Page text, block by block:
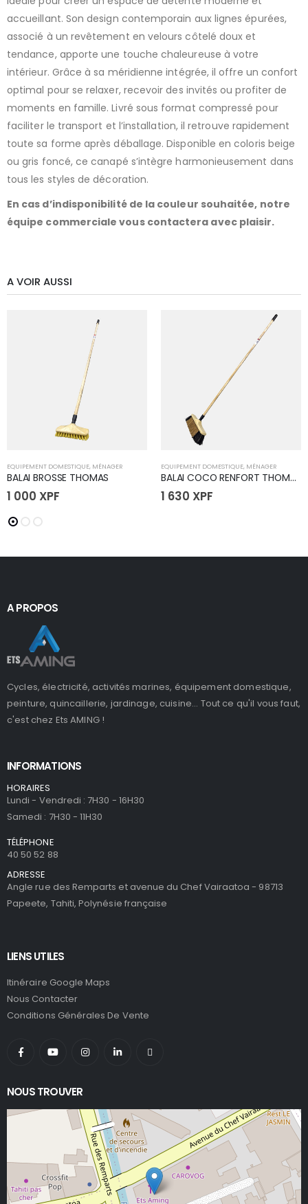
accueillant. Son design contemporain aux lignes épurées,
associé à un revêtement en velours côtelé doux et
tendance, apporte une touche chaleureuse à votre
intérieur. Grâce à sa méridienne intégrée, il offre un confort
optimal pour se relaxer, recevoir des invités ou profiter de
moments en famille. Livré sous format compressé pour
faciliter le transport et l’installation, il retrouve rapidement
toute sa forme après déballage. Disponible en coloris beige
ou gris foncé, ce canapé s’intègre harmonieusement dans
tous les styles de décoration.
En cas d’indisponibilité de la couleur souhaitée, notre
équipe commerciale vous contactera avec plaisir.
A VOIR AUSSI
EQUIPEMENT DOMESTIQUE, MÉNAGER
BALAI BROSSE THOMAS
1 000 XPF
EQUIPEMENT DOMESTIQUE, MÉNAGER
BALAI COCO RENFORT THOMAS
1 630 XPF
A PROPOS
Cycles, électricité, activités marines, équipement domestique,
peinture, quincaillerie, jardinage, cuisine... Tout ce qu'il vous faut,
c'est chez Ets AMING !
INFORMATIONS
HORAIRES
Lundi - Vendredi : 7H30 - 16H30
Samedi : 7H30 - 11H30
TÉLÉPHONE
40 50 52 88
ADRESSE
Angle rue des Remparts et avenue du Chef Vairaatoa - 98713
Papeete, Tahiti, Polynésie française
LIENS UTILES
Itinéraire Google Maps
Nous Contacter
Conditions Générales De Vente
NOUS TROUVER